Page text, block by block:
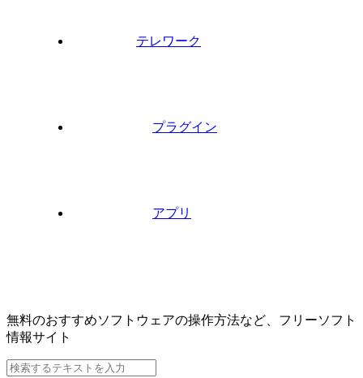
テレワーク
プラグイン
アプリ
無料のおすすめソフトウェアの操作方法など、フリーソフト
情報サイト